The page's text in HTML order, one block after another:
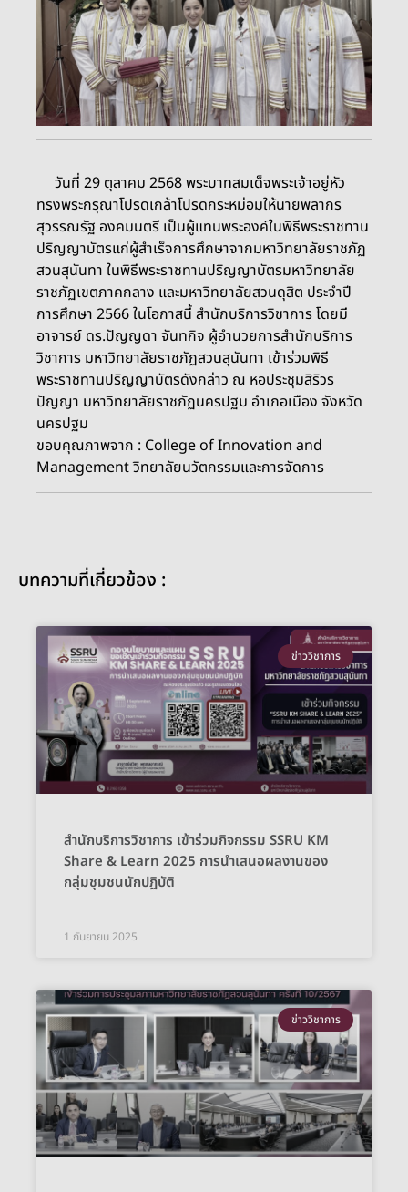
วันที่ 29 ตุลาคม 2568 พระบาทสมเด็จพระเจ้าอยู่หัว
ทรงพระกรุณาโปรดเกล้าโปรดกระหม่อมให้นายพลากร
สุวรรณรัฐ องคมนตรี เป็นผู้แทนพระองค์ในพิธีพระราชทาน
ปริญญาบัตรแก่ผู้สำเร็จการศึกษาจากมหาวิทยาลัยราชภัฏ
สวนสุนันทา ในพิธีพระราชทานปริญญาบัตรมหาวิทยาลัย
ราชภัฏเขตภาคกลาง และมหาวิทยาลัยสวนดุสิต ประจำปี
การศึกษา 2566 ในโอกาสนี้ สำนักบริการวิชาการ โดยมี
อาจารย์ ดร.ปัญญดา จันทกิจ ผู้อำนวยการสำนักบริการ
วิชาการ มหาวิทยาลัยราชภัฏสวนสุนันทา เข้าร่วมพิธี
พระราชทานปริญญาบัตรดังกล่าว ณ หอประชุมสิริวร
ปัญญา มหาวิทยาลัยราชภัฏนครปฐม อำเภอเมือง จังหวัด
นครปฐม
ขอบคุณภาพจาก : College of Innovation and
Management วิทยาลัยนวัตกรรมและการจัดการ
บทความที่เกี่ยวข้อง :
ข่าววิชาการ
สำนักบริการวิชาการ เข้าร่วมกิจกรรม SSRU KM
Share & Learn 2025 การนำเสนอผลงานของ
กลุ่มชุมชนนักปฏิบัติ
1 กันยายน 2025
ข่าววิชาการ